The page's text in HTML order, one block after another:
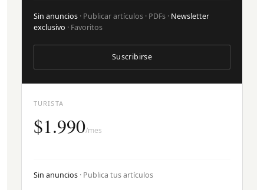
TURISTA
$1.990/mes
Sin anuncios · Publica tus artículos
Sin anuncios · Publicar artículos · PDFs · Newsletter
exclusivo · Favoritos
Suscribirse